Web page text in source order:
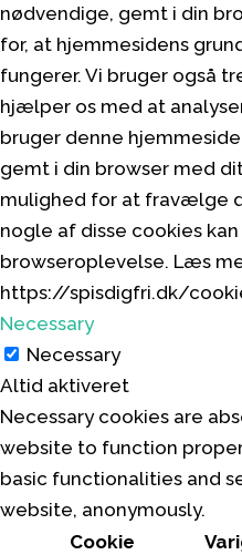
nødvendige, gemt i din
for, at hjemmesidens
fungerer. Vi bruger også
hjælper os med at
bruger denne
gemt i din browser med
mulighed for at fravælge
nogle af disse cookies
browseroplevelse. Læs
https://spisdigfri.dk/
Necessary
Necessary
Altid aktiveret
Necessary cookies are
website to function
basic functionalities and
website, anonymously.
Cookie